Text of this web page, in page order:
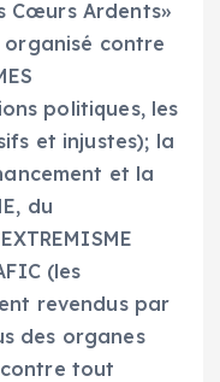
Cœurs Ardents»
contre
politiques, les
et injustes); la
et la
du
(les
revendus par
des organes
tout